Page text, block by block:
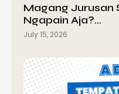
Magang Jurusan
Ngapain Aja?…
July 15, 2026